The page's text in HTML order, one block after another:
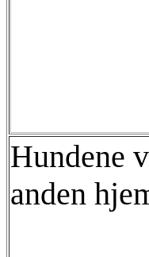
Hundene
anden